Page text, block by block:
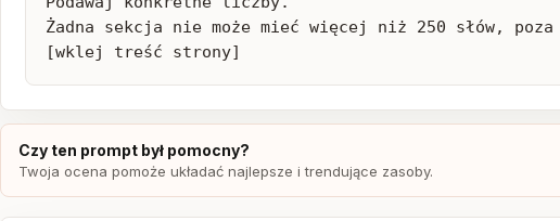
Żadna sekcja nie może mieć więcej niż 250 słów, poza
[wklej treść strony]
Czy ten prompt był pomocny?
Twoja ocena pomoże układać najlepsze i trendujące zasoby.